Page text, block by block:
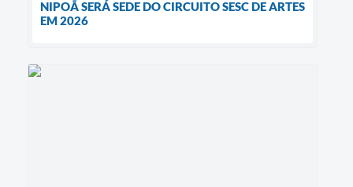
NIPOÃ SERÁ SEDE DO CIRCUITO SESC DE ARTES
EM 2026